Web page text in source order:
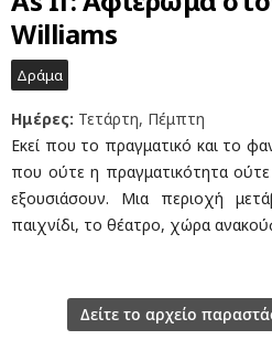
Williams
Δράμα
Ημέρες: Τετάρτη, Πέμπτη
Εκεί που το πραγματικό και το
που ούτε η πραγματικότητα
εξουσιάσουν. Μια περιοχή
παιχνίδι, το θέατρο, χώρα